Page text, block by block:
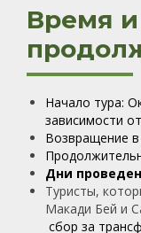
Время и
Начало тура:
зависимости
Возвращение
Дни
Туристы,
Макади Бей и
сбор за